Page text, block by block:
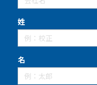
姓
名